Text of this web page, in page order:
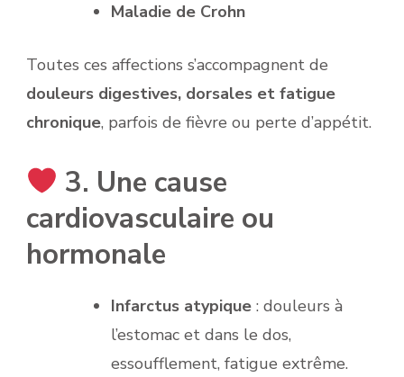
Maladie de Crohn
Toutes ces affections s’accompagnent de
douleurs digestives, dorsales et fatigue
chronique, parfois de fièvre ou perte d’appétit.
3. Une cause
cardiovasculaire ou
hormonale
Infarctus atypique : douleurs à
l’estomac et dans le dos,
essoufflement, fatigue extrême.